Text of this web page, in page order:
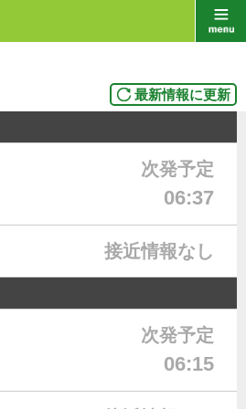
最新情報に更新
次発予定
06:37
接近情報なし
次発予定
06:15